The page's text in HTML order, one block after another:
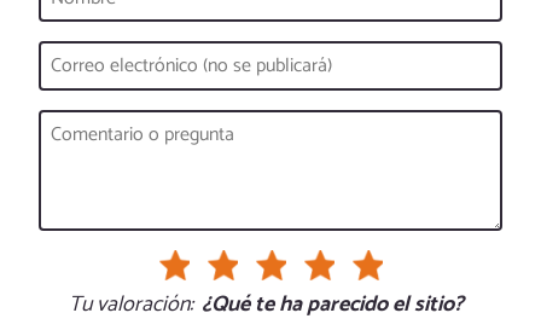
Tu valoración: ¿Qué te ha parecido el sitio?